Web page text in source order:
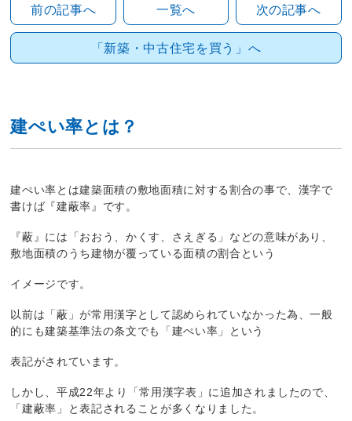
前の記事へ 一覧へ 次の記事へ
「新築・中古住宅を買う」へ
建ぺい率とは？
建ぺい率とは建築面積の敷地面積に対する割合の事で、漢字で
書けば『建蔽率』です。
『蔽』には「おおう、かくす、さえぎる」などの意味があり、
敷地面積のうち建物が覆っている面積の割合という
イメージです。
以前は「蔽」が常用漢字として認められていなかった為、一般
的にも建築基準法の条文でも「建ぺい率」という
表記がされています。
しかし、平成22年より「常用漢字表」に追加されましたので、
「建蔽率」と表記されることが多くなりました。